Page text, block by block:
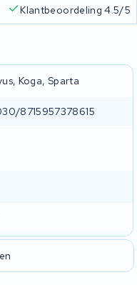
Klantbeoordeling 4.5/5
Koga, Sparta
8715957378615